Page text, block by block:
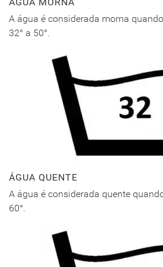
A água é considerada morna
32° a 50°.
ÁGUA QUENTE
A água é considerada quente
60°.